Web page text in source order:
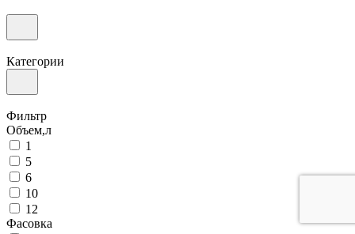
Категории
Фильтр
Объем,л
1
5
6
10
12
Фасовка